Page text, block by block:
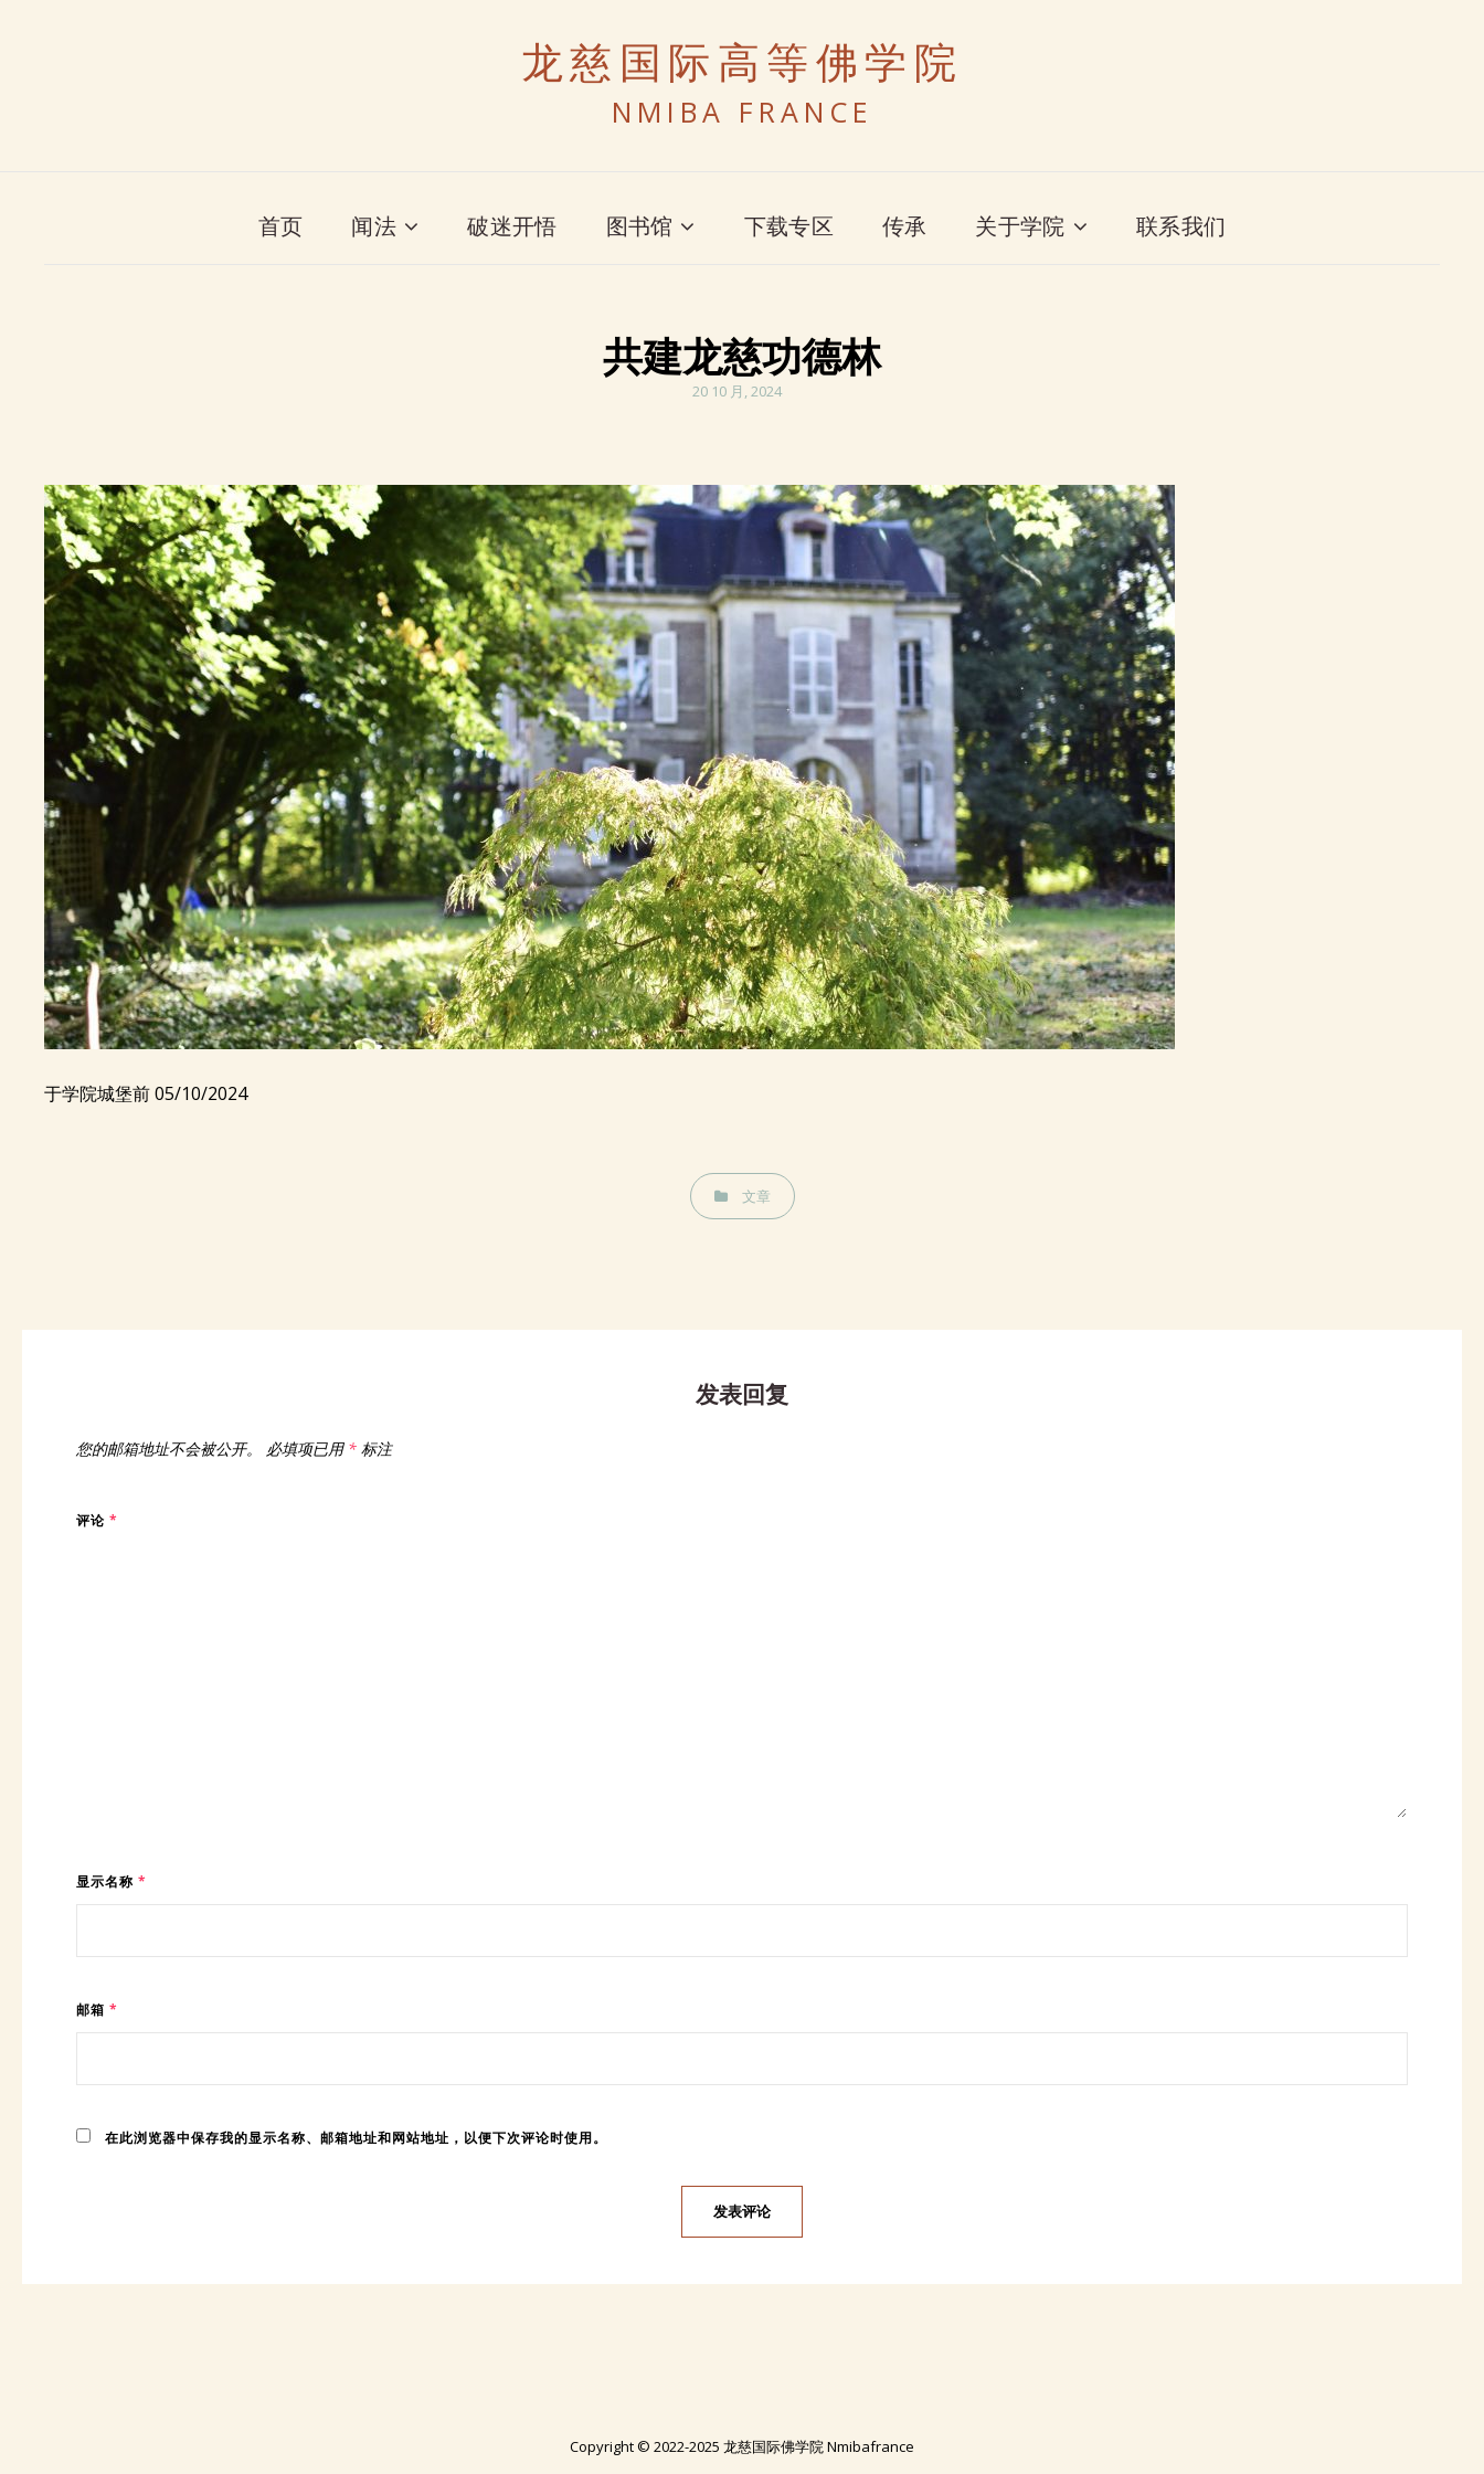
龙慈国际高等佛学院
NMIBA FRANCE
首页 闻法 破迷开悟 图书馆 下载专区 传承 关于学院 联系我们
共建龙慈功德林
POSTED
20 10 月, 2024
于学院城堡前 05/10/2024
CATEGORIES
文章
发表回复
您的邮箱地址不会被公开。 必填项已用 * 标注
评论 *
显示名称 *
邮箱 *
在此浏览器中保存我的显示名称、邮箱地址和网站地址，以便下次评论时使用。
Copyright © 2022-2025 龙慈国际佛学院 Nmibafrance